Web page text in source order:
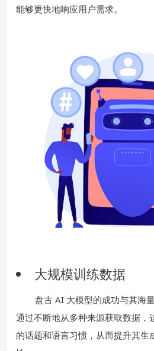
能够更快地响应用户需求。
大规模训练数据
盘古 AI 大模型的成功与其海
通过不断地从多种来源获取数据，
的话题和语言习惯，从而提升其生